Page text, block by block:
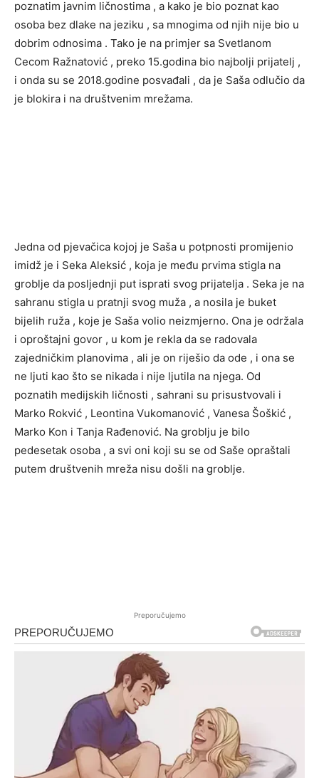
poznatim javnim ličnostima , a kako je bio poznat kao
osoba bez dlake na jeziku , sa mnogima od njih nije bio u
dobrim odnosima . Tako je na primjer sa Svetlanom
Cecom Ražnatović , preko 15.godina bio najbolji prijatelj ,
i onda su se 2018.godine posvađali , da je Saša odlučio da
je blokira i na društvenim mrežama.
Jedna od pjevačica kojoj je Saša u potpnosti promijenio
imidž je i Seka Aleksić , koja je među prvima stigla na
groblje da posljednji put isprati svog prijatelja . Seka je na
sahranu stigla u pratnji svog muža , a nosila je buket
bijelih ruža , koje je Saša volio neizmjerno. Ona je održala
i oproštajni govor , u kom je rekla da se radovala
zajedničkim planovima , ali je on riješio da ode , i ona se
ne ljuti kao što se nikada i nije ljutila na njega. Od
poznatih medijskih ličnosti , sahrani su prisustvovali i
Marko Rokvić , Leontina Vukomanović , Vanesa Šoškić ,
Marko Kon i Tanja Rađenović. Na groblju je bilo
pedesetak osoba , a svi oni koji su se od Saše opraštali
putem društvenih mreža nisu došli na groblje.
Preporučujemo